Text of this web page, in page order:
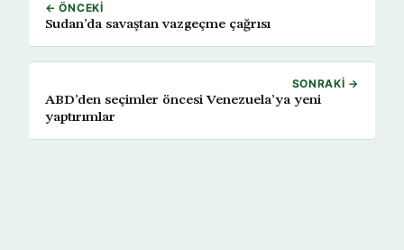
← ÖNCEKI
Sudan’da savaştan vazgeçme çağrısı
SONRAKI →
ABD’den seçimler öncesi Venezuela’ya yeni
yaptırımlar